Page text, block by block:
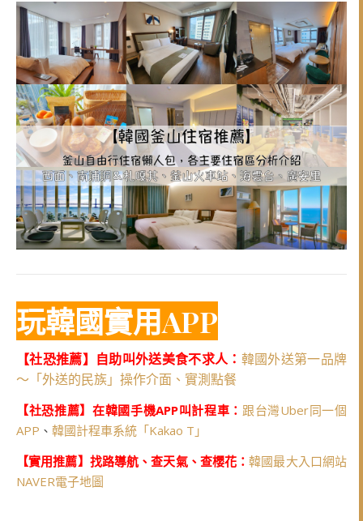
玩韓國實用APP
【社恐推薦】自助叫外送美食不求人： 韓國外送第一品牌
～「外送的民族」操作介面、實測點餐
【社恐推薦】在韓國手機APP叫計程車： 跟台灣Uber同一個
APP 、 韓國計程車系統「Kakao T」
【實用推薦】找路導航、查天氣、查櫻花：韓國最大入口網站
NAVER電子地圖